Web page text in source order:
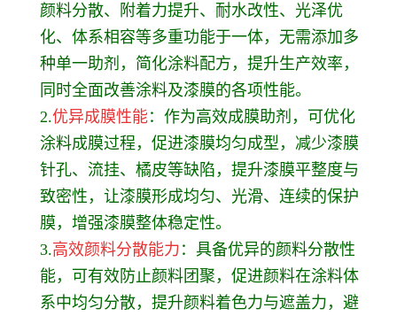
颜料分散、附着力提升、耐水改性、光泽优
化、体系相容等多重功能于一体，无需添加多
种单一助剂，简化涂料配方，提升生产效率，
同时全面改善涂料及漆膜的各项性能。
2.优异成膜性能：作为高效成膜助剂，可优化
涂料成膜过程，促进漆膜均匀成型，减少漆膜
针孔、流挂、橘皮等缺陷，提升漆膜平整度与
致密性，让漆膜形成均匀、光滑、连续的保护
膜，增强漆膜整体稳定性。
3.高效颜料分散能力 ：具备优异的颜料分散性
能，可有效防止颜料团聚，促进颜料在涂料体
系中均匀分散，提升颜料着色力与遮盖力，避